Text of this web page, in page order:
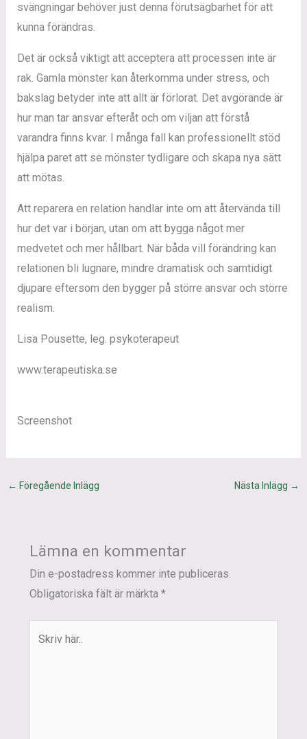
svängningar behöver just denna förutsägbarhet för att
kunna förändras.
Det är också viktigt att acceptera att processen inte är
rak. Gamla mönster kan återkomma under stress, och
bakslag betyder inte att allt är förlorat. Det avgörande är
hur man tar ansvar efteråt och om viljan att förstå
varandra finns kvar. I många fall kan professionellt stöd
hjälpa paret att se mönster tydligare och skapa nya sätt
att mötas.
Att reparera en relation handlar inte om att återvända till
hur det var i början, utan om att bygga något mer
medvetet och mer hållbart. När båda vill förändring kan
relationen bli lugnare, mindre dramatisk och samtidigt
djupare eftersom den bygger på större ansvar och större
realism.
Lisa Pousette, leg. psykoterapeut
www.terapeutiska.se
Screenshot
← Föregående Inlägg Nästa Inlägg →
Lämna en kommentar
Din e-postadress kommer inte publiceras.
Obligatoriska fält är märkta *